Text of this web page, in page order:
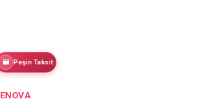
Peşin Taksit
ENOVA